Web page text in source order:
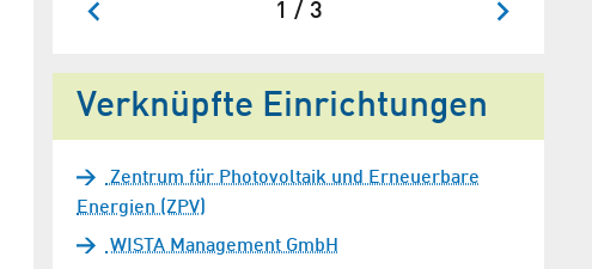
1 / 3
Verknüpfte Einrichtungen
Zentrum für Photovoltaik und Erneuerbare
Energien (ZPV)
WISTA Management GmbH